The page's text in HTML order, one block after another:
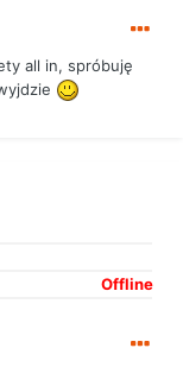
all in, spróbuję
Offline